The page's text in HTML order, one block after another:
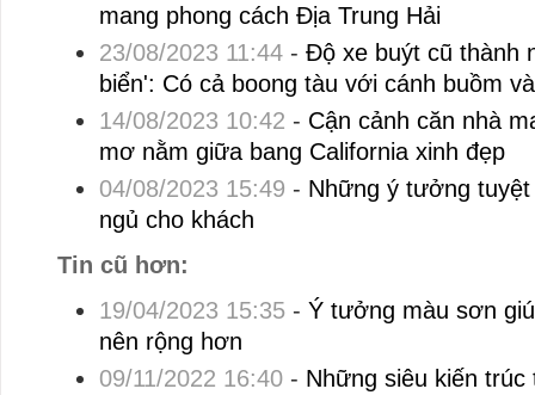
mang phong cách Địa Trung Hải
23/08/2023 11:44- Độ xe buýt cũ thành
biển': Có cả boong tàu với cánh buồm
14/08/2023 10:42 - Cận cảnh căn nhà
mơ nằm giữa bang California xinh đẹp
04/08/2023 15:49 - Những ý tưởng
ngủ cho khách
Tin cũ hơn:
19/04/2023 15:35- Ý tưởng màu sơn
nên rộng hơn
09/11/2022 16:40- Những siêu kiến trúc